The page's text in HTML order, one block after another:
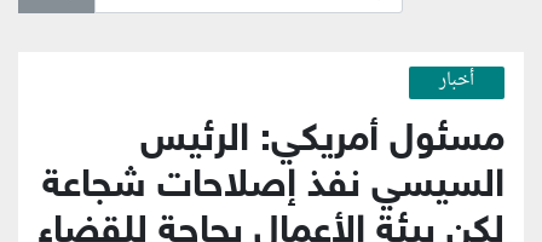
أخبار
مسئول أمريكي: الرئيس
السيسي نفذ إصلاحات شجاعة